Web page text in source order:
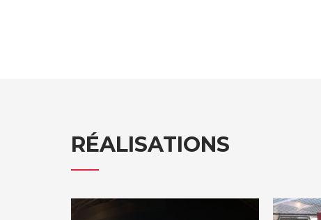
RÉALISATIONS